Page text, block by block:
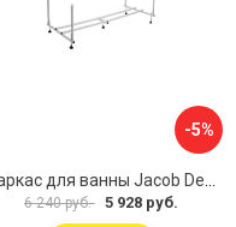
-5%
6 240 руб. 5 928 руб.